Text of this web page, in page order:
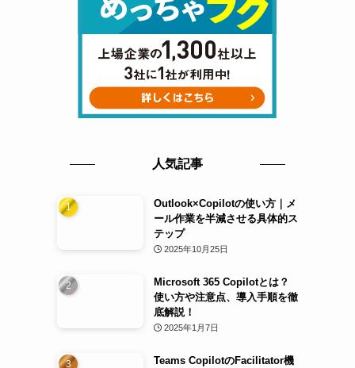
人気記事
Outlook×Copilotの使い方｜メ
ール作業を半減させる具体的ス
テップ
2025年10月25日
Microsoft 365 Copilotとは？
使い方や注意点、導入手順を徹
底解説！
2025年1月7日
Teams CopilotのFacilitator機